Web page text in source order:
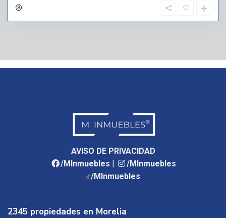
AVISO DE PRIVACIDAD
/MInmuebles |
/MInmuebles
/MInmuebles
2345 propiedades en Morelia